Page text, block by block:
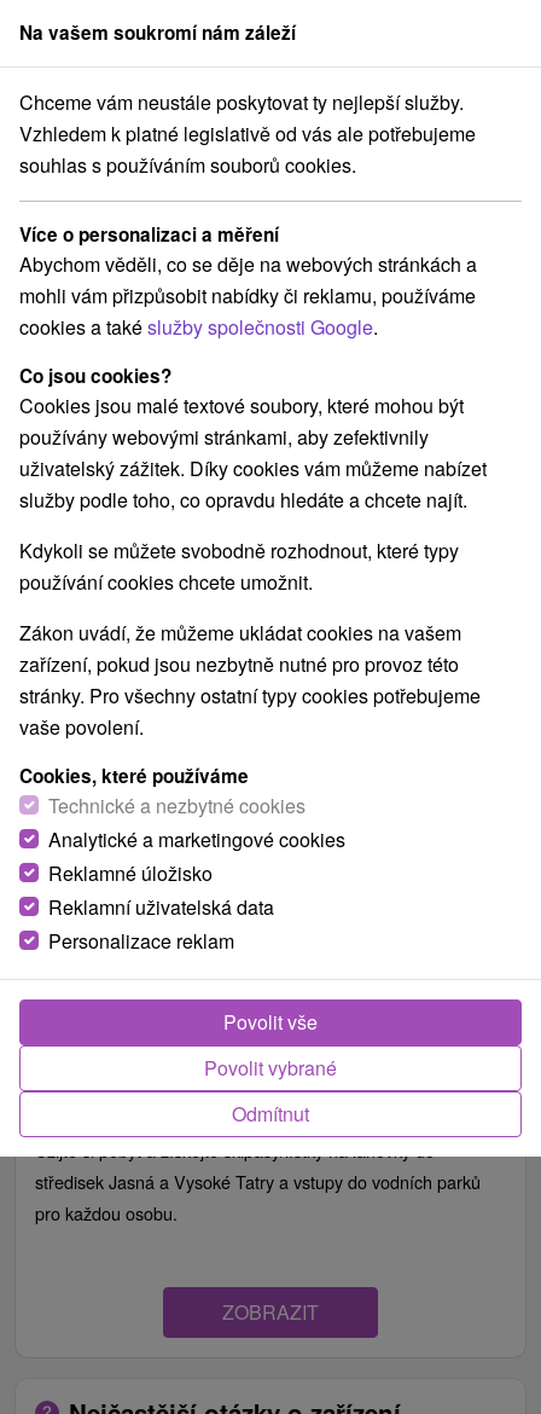
člen skupinySorger
Starý Smokovec Grandhotel **** Starý Smokovec - Vysoké Tatry
Pobyty - Grandhotel★★
Smokovec - Vysoké Tatry
Starý Smokovec
Navigovat do místa
O ZAŘÍZENÍ POBYTY RECENZE
Východné Slovensko, Prešovský kraj, Starý Smokovec
Zavolejte nám - +421 2 21 02 57 57
TIP
Akcia
Pobyt v secesní perle Smokovce: Fast Pass na
lanovky, skipasy a aquaparky v ceně
★★Starý Smokovec - Vysoké Tatry
Od 1 NociSnídaně, Polopenze
středisek Jasná a Vysoké Tatry a vstupy do vodních parků
pro každou osobu.
ZOBRAZIT
Na vašem soukromí nám záleží
Chceme vám neustále poskytovat ty nejlepší služby.
Vzhledem k platné legislativě od vás ale potřebujeme
souhlas s používáním souborů cookies.
Více o personalizaci a měření
Abychom věděli, co se děje na webových stránkách a
mohli vám přizpůsobit nabídky či reklamu, používáme
cookies a takéslužby společnosti Google.
Co jsou cookies?
Cookies jsou malé textové soubory, které mohou být
používány webovými stránkami, aby zefektivnily
uživatelský zážitek. Díky cookies vám můžeme nabízet
služby podle toho, co opravdu hledáte a chcete najít.
Kdykoli se můžete svobodně rozhodnout, které typy
používání cookies chcete umožnit.
Zákon uvádí, že můžeme ukládat cookies na vašem
zařízení, pokud jsou nezbytně nutné pro provoz této
stránky. Pro všechny ostatní typy cookies potřebujeme
vaše povolení.
Cookies, které používáme
Technické a nezbytné cookies
Analytické a marketingové cookies
Reklamné úložisko
Reklamní uživatelská data
Personalizace reklam
Odmítnut
Povolit vybrané
Povolit vše